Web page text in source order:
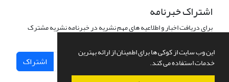
این وب سایت از کوکی ها برای اطمینان از ارائه بهترین
خدمات استفاده می کند.
اشتراک خبرنامه
برای دریافت اخبار و اطلاعیه های مهم نشریه در خبرنامه نشریه مشترک
اشتراک